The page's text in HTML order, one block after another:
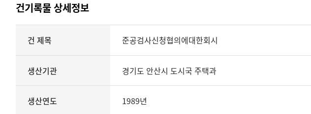
건기록물 상세정보
건 제목 준공검사신청협의에대한회시
생산기관 경기도 안산시 도시국 주택과
생산연도 1989년